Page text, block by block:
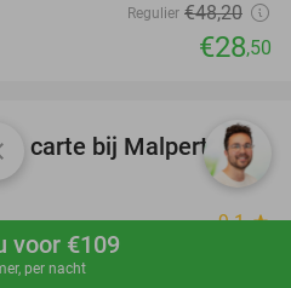
nu
voor €109
per nacht
Regulier €48,20
€28,50
34%
carte bij Malpertuus
9.1star